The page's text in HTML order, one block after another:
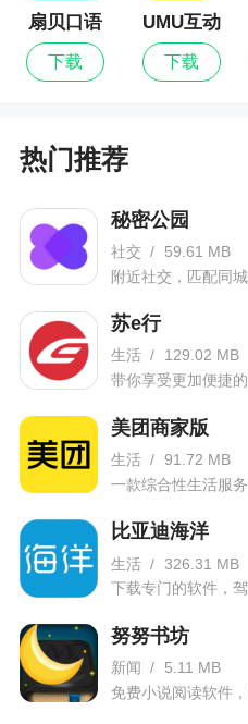
扇贝口语
下载
UMU互动
下载
热门推荐
秘密公园
社交 /
59.61 MB
附近社交，匹配同城
苏e行
生活 /
129.02 MB
带你享受更加便捷
美团商家版
生活 / 91.72 MB
一款综合性生活服
比亚迪海洋
生活 / 326.31 MB
下载专门的软件，
努努书坊
新闻 /
5.11 MB
免费小说阅读软件，